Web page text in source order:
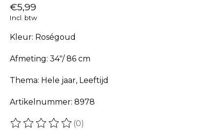
€5,99
Incl. btw
Kleur: Roségoud
Afmeting: 34"/ 86 cm
Thema: Hele jaar, Leeftijd
Artikelnummer: 8978
De beoordeling van dit product is
(0)